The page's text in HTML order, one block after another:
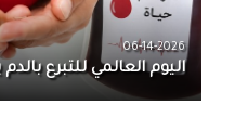
06-14-2026
اليوم العالمي للتبرع